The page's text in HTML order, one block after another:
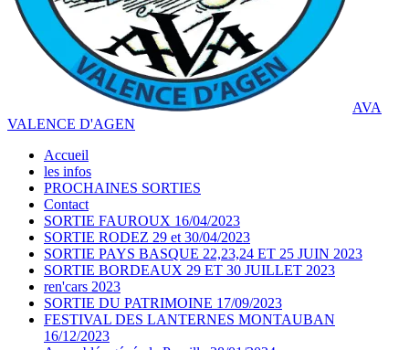
AVA
VALENCE D'AGEN
Accueil
les infos
PROCHAINES SORTIES
Contact
SORTIE FAUROUX 16/04/2023
SORTIE RODEZ 29 et 30/04/2023
SORTIE PAYS BASQUE 22,23,24 ET 25 JUIN 2023
SORTIE BORDEAUX 29 ET 30 JUILLET 2023
ren'cars 2023
SORTIE DU PATRIMOINE 17/09/2023
FESTIVAL DES LANTERNES MONTAUBAN
16/12/2023